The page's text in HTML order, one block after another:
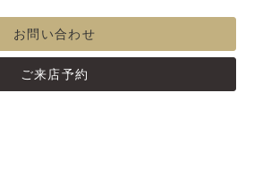
お問い合わせ
ご来店予約